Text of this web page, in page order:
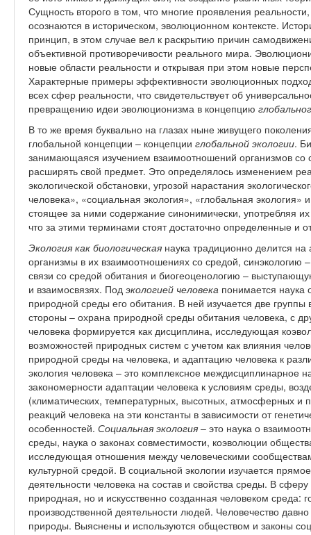
Сущность второго в том, что многие проявления
осознаются в историческом, эволюционном контексте.
принцип, в этом случае вел к раскрытию причин
объективной противоречивости реального мира.
новые области реальности и открывая при этом новые
Характерные примеры эффективности эволюционных
всех сфер реальности, что свидетельствует об
превращению идеи эволюционизма в концепцию
В то же время буквально на глазах ныне живущего
глобальной концепции – концепции глобальной экологии.
занимающаяся изучением взаимоотношений организмов со
расширять свой предмет. Это определялось изменением
экологической обстановки, угрозой нарастания
человека», «социальная экология», «глобальная экология»
стоящее за ними содержание синонимически, употребляя
что за этими терминами стоят достаточно определенные и
Экология как биологическая наука традиционно делится
организмы в их взаимоотношениях со средой, синэкологию
связи со средой обитания и биогеоценологию –
и взаимосвязях. Под экологией человека понимается наука
природной среды его обитания. В ней изучается две
стороны – охрана природной среды обитания человека, с
человека формируется как дисциплина, исследующая
возможностей природных систем с учетом как влияния
природной среды на человека, и адаптацию человека к
экология человека – это комплексное междисциплинарное
закономерности адаптации человека к условиям среды,
(климатических, температурных, высотных, атмосферных и
реакций человека на эти константы в зависимости от
особенностей. Социальная экология – это наука о
среды, наука о законах совместимости, коэволюции
исследующая отношения между человеческими
культурной средой. В социальной экологии изучается
деятельности человека на состав и свойства среды. В
природная, но и искусственно созданная человеком среда:
производственной деятельности людей. Человечество
природы. Выяснены и используются обществом и законы